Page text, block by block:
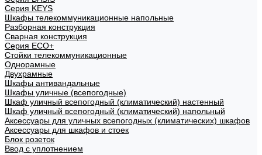
Cерия KEYS
Шкафы телекоммуникационные напольные
Разборная конструкция
Сварная конструкция
Серия ECO+
Стойки телекоммуникационные
Однорамные
Двухрамные
Шкафы антивандальные
Шкафы уличные (всепогодные)
Шкаф уличный всепогодный (климатический) настенный
Шкаф уличный всепогодный (климатический) напольный
Аксессуары для уличных всепогодных (климатических) шкафов
Аксессуары для шкафов и стоек
Блок розеток
Ввод с уплотнением